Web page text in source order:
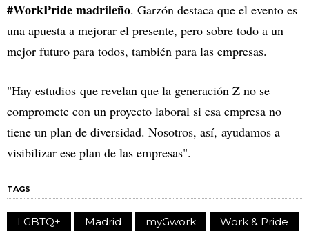
#WorkPride madrileño. Garzón destaca que el evento es
una apuesta a mejorar el presente, pero sobre todo a un
mejor futuro para todos, también para las empresas.
"Hay estudios que revelan que la generación Z no se
compromete con un proyecto laboral si esa empresa no
tiene un plan de diversidad. Nosotros, así, ayudamos a
visibilizar ese plan de las empresas".
TAGS
LGBTQ+ Madrid myGwork
Work & Pride